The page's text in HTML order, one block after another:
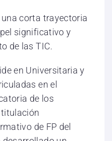
corta trayectoria
significativo y
de las TIC.
en Universitaria y
en el
de los
de FP del